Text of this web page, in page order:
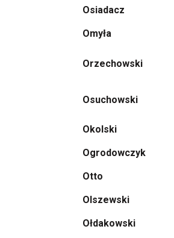
Osiadacz
Omyła
Orzechowski
Osuchowski
Okolski
Ogrodowczyk
Otto
Olszewski
Ołdakowski